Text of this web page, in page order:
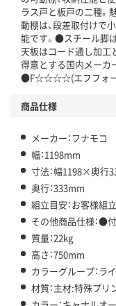
ラス戸と板戸の二種
動棚は、段差取付けで
能です。●スチール脚
天板はコード通し加工
得意とする国内メーカ
●F☆☆☆☆(エフフォー
商品仕様
メーカー：フナモコ
幅：1198mm
寸法：幅1198×奥行
奥行：333mm
組立目安：お客様組
その他商品仕様：●
質量：22kg
高さ：750mm
カラーグループ：ラ
材質：主材:特殊プリ